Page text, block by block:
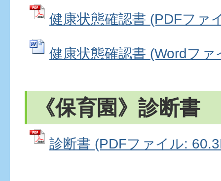
健康状態確認書 (PDFファ
健康状態確認書 (Wordフ
《保育園》診断書
診断書 (PDFファイル: